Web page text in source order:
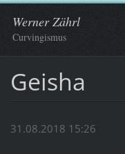
Werner Zährl
Curvingismus
Geisha
31.08.2018 15:26